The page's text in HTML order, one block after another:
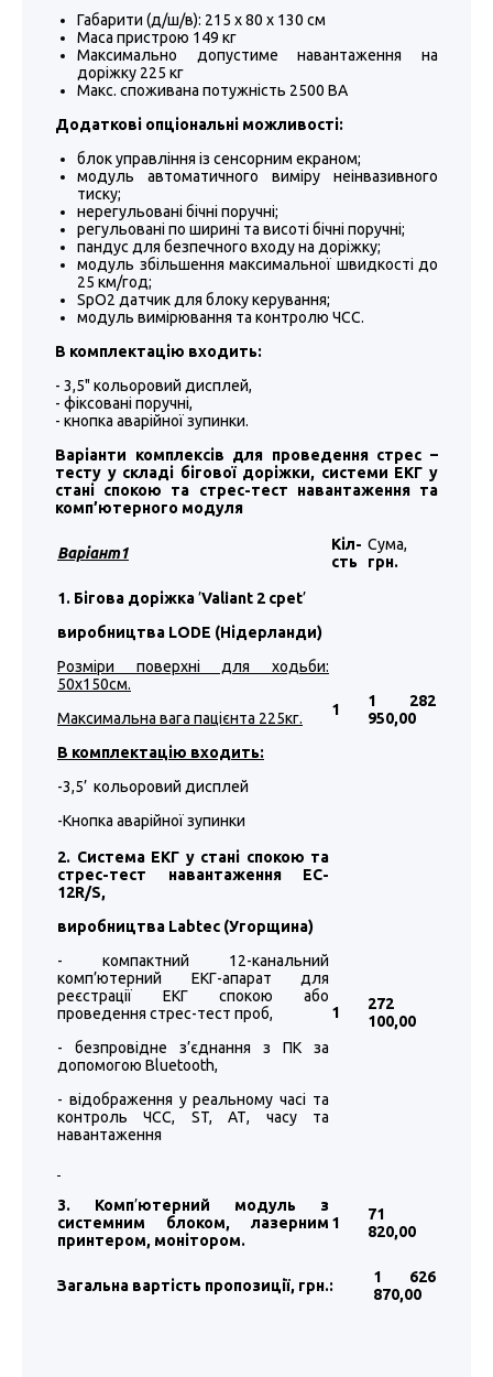
Габарити (д/ш/в): 215 х 80 х 130 см
Маса пристрою 149 кг
Максимально допустиме навантаження на
доріжку 225 кг
Макс. споживана потужність 2500 ВА
Додаткові опціональні можливості:
блок управління із сенсорним екраном;
модуль автоматичного виміру неінвазивного
тиску;
нерегульовані бічні поручні;
регульовані по ширині та висоті бічні поручні;
пандус для безпечного входу на доріжку;
модуль збільшення максимальної швидкості до
25 км/год;
SpO2 датчик для блоку керування;
модуль вимірювання та контролю ЧСС.
В комплектацію входить:
- 3,5" кольоровий дисплей,
- фіксовані поручні,
- кнопка аварійної зупинки.
Варіанти комплексів для проведення стрес –
тесту у складі бігової доріжки, системи ЕКГ у
стані спокою та стрес-тест навантаження та
комп’ютерного модуля
Варіант1
Кіл-
сть
Сума,
грн.
1. Бігова доріжка’Valiant 2 cpet’
виробництва LODE (Нідерланди)
Розміри поверхні для ходьби:
50х150см.
Максимальна вага пацієнта 225кг.
В комплектацію входить:
-3,5’ кольоровий дисплей
-Кнопка аварійної зупинки
1
1 282
950,00
2. Система ЕКГ у стані спокою та
стрес-тест навантаження EC-
12R/S,
виробництва Labtec (Угорщина)
- компактний 12-канальний
комп’ютерний ЕКГ-апарат для
реєстрації ЕКГ спокою або
проведення стрес-тест проб,
- безпровідне з’єднання з ПК за
допомогою Bluetooth,
- відображення у реальному часі та
контроль ЧСС, ST, АТ, часу та
навантаження
1
272
100,00
3. Комп’ютерний модуль з
системним блоком, лазерним
принтером, монітором.
1
71
820,00
Загальна вартість пропозиції, грн.:
1 626
870,00